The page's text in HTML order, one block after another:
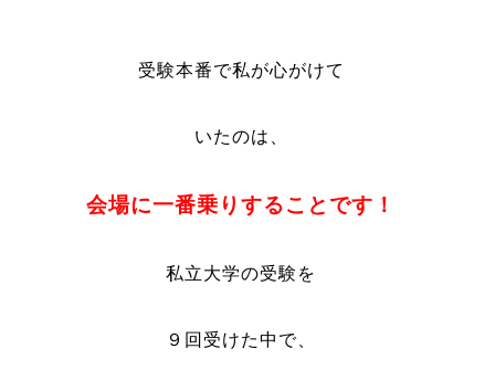
受験本番で私が心がけて
いたのは、
会場に一番乗りすることです！
私立大学の受験を
９回受けた中で、